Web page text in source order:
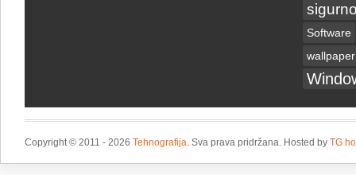
Software
wallpaper
Copyright © 2011 - 2026 Tehnografija. Sva prava pridržana. Hosted by TG